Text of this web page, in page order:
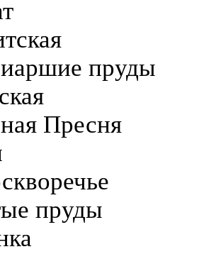
пруды
Пресня
пруды